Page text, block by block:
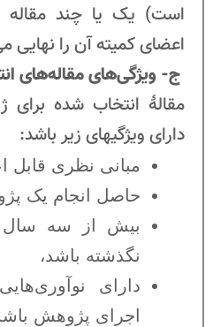
است) یک یا چند مقاله
اعضای کمیته آن را نهایی
ج- ویژگی‌های مقاله‌های
مقالۀ انتخاب شده برای
دارای ویژگی‎های زیر باشد:
مبانی نظری قابل
حاصل انجام یک
بیش از سه سال
نگذشته باشد،
دارای
اجرای پژوهش